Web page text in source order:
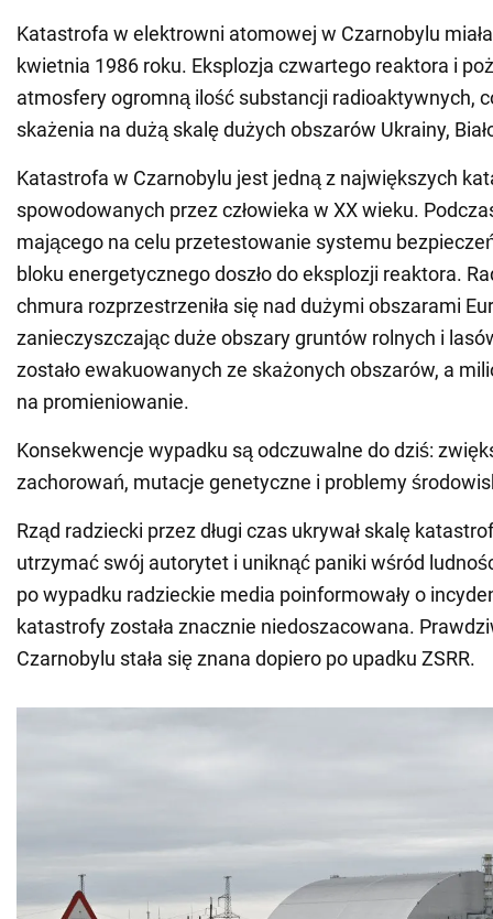
Katastrofa w elektrowni atomowej w Czarnobylu
kwietnia 1986 roku. Eksplozja czwartego reaktora i
atmosfery ogromną ilość substancji radioaktywnych,
skażenia na dużą skalę dużych obszarów Ukrainy,
Katastrofa w Czarnobylu jest jedną z największych
spowodowanych przez człowieka w XX wieku.
mającego na celu przetestowanie systemu
bloku energetycznego doszło do eksplozji reaktora.
chmura rozprzestrzeniła się nad dużymi obszarami
zanieczyszczając duże obszary gruntów rolnych i
zostało ewakuowanych ze skażonych obszarów, a
na promieniowanie.
Konsekwencje wypadku są odczuwalne do dziś:
zachorowań, mutacje genetyczne i problemy
Rząd radziecki przez długi czas ukrywał skalę
utrzymać swój autorytet i uniknąć paniki wśród
po wypadku radzieckie media poinformowały o
katastrofy została znacznie niedoszacowana.
Czarnobylu stała się znana dopiero po upadku ZSRR.